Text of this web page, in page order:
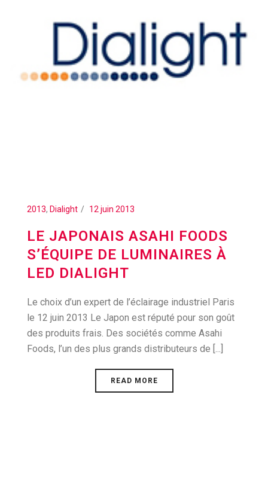
2013, Dialight 12 juin 2013
LE JAPONAIS ASAHI FOODS
S’ÉQUIPE DE LUMINAIRES À
LED DIALIGHT
Le choix d’un expert de l’éclairage industriel Paris
le 12 juin 2013 Le Japon est réputé pour son goût
des produits frais. Des sociétés comme Asahi
Foods, l’un des plus grands distributeurs de [...]
READ MORE